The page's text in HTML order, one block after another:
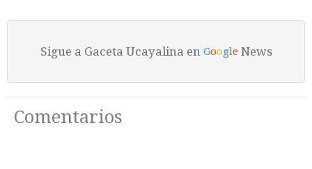
Sigue a Gaceta Ucayalina en Google News
Comentarios